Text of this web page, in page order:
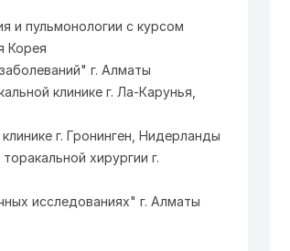
и пульмонологии с курсом
Корея
г. Алматы
клинике г. Ла-Карунья,
г. Гронинген, Нидерланды
хирургии г.
исследованиях" г. Алматы